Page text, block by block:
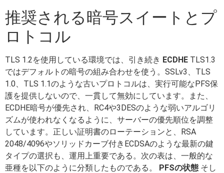
推奨される暗号スイートとプ
ロトコル
TLS 1.2を使用している環境では、引き続き ECDHE TLS1.3
ではデフォルトの暗号の組み合わせを使う。SSLv3、TLS
1.0、TLS 1.1のような古いプロトコルは、実行可能なPFS保
護を提供しないので、一貫して無効にしています。また、
ECDHE暗号が優先され、RC4や3DESのような弱いアルゴリ
ズムが使われなくなるように、サーバーの優先順位を調整
しています。正しい証明書のローテーションと、RSA
2048/4096やソリッドカーブ付きECDSAのような最新の鍵
タイプの選択も、運用上重要である。次の表は、一般的な
亜種を以下のように分類したものである。 PFSの状態 そし